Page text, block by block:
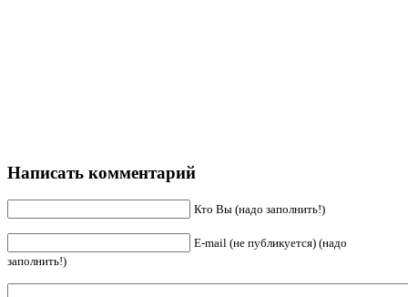
Написать комментарий
Кто Вы (надо заполнить!)
E-mail (не публикуется) (надо
заполнить!)